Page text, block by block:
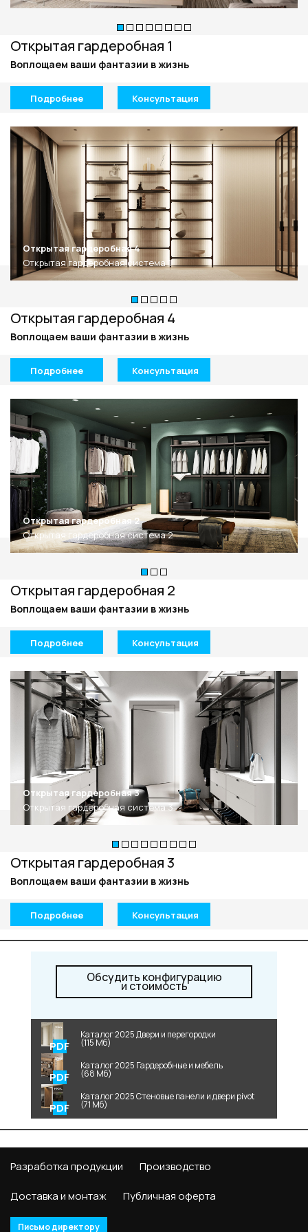
Открытая гардеробная 1
Воплощаем ваши фантазии в жизнь
Подробнее Консультация
Открытая гардеробная 4
Воплощаем ваши фантазии в жизнь
Открытая гардеробная 4
Открытая гардеробная система 1
Подробнее Консультация
Открытая гардеробная 2
Воплощаем ваши фантазии в жизнь
Открытая гардеробная 2
Открытая гардеробная система 2
Подробнее Консультация
Открытая гардеробная 3
Воплощаем ваши фантазии в жизнь
Открытая гардеробная 3
Открытая гардеробная система 3
Подробнее Консультация
Обсудить конфигурацию
и стоимость
Каталог 2025 Двери и перегородки
(115 Мб)
Каталог 2025 Гардеробные и мебель
(68 Мб)
Каталог 2025 Стеновые панели и двери pivot
(71 Мб)
Разработка продукции Производство
Доставка и монтаж Публичная оферта
Письмо директору